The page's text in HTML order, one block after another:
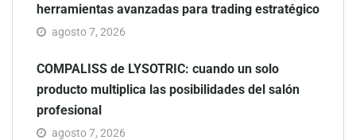
herramientas avanzadas para trading estratégico
agosto 7, 2026
COMPALISS de LYSOTRIC: cuando un solo
producto multiplica las posibilidades del salón
profesional
agosto 7, 2026